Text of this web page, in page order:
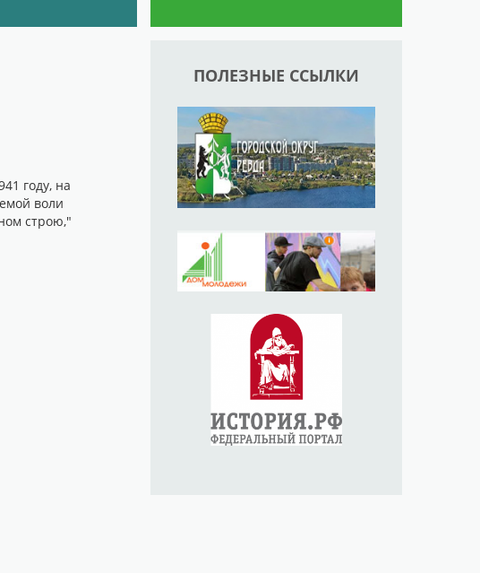
году, на
воли
строю,"
ПОЛЕЗНЫЕ ССЫЛКИ